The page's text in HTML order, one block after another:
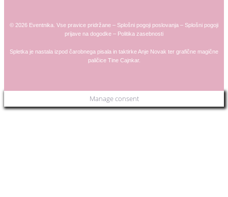
© 2026 Eventnika. Vse pravice pridržane – Splošni pogoji poslovanja – Splošni pogoji
prijave na dogodke – Politika zasebnosti
Spletka je nastala izpod čarobnega pisala in taktirkeAnje Novak ter grafične magične
paličice Tine Cajnkar.
Manage consent